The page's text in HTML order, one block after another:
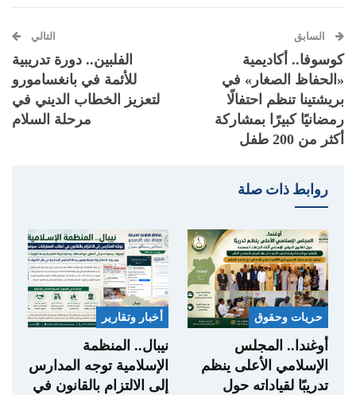
السابق
كوسوفا.. أكاديمية
«الحفاظ الصغار» في
بريشتينا تنظم احتفالًا
رمضانيًا كبيرًا بمشاركة
أكثر من 200 طفل
التالي
الفلبين.. دورة تدريبية
للأئمة في بانغسامورو
لتعزيز الخطاب الديني في
مرحلة السلام
روابط ذات صلة
حريات وحقوق
أوغندا.. المجلس
الإسلامي الأعلى ينظم
تدريبًا لقياداته حول
أخبار وتقارير
نيبال.. المنظمة
الإسلامية توجه المدارس
إلى الالتزام بالقانون في